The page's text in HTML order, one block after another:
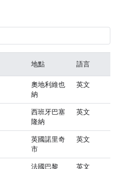
地點 語言
奧地利維也
納
英文
西班牙巴塞
隆納
英文
英國諾里奇
市
英文
法國巴黎 英文